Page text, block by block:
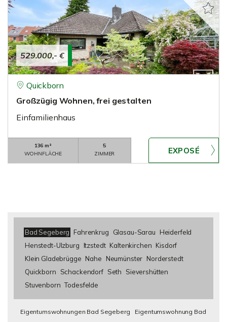
529.000,- €
Quickborn
Großzügig Wohnen, frei gestalten
Einfamilienhaus
136 m²
WOHNFLÄCHE
5
ZIMMER
Bad Segeberg Fahrenkrug Glasau-Sarau
Heiderfeld
Henstedt-Ulzburg
Itzstedt Kaltenkirchen Kisdorf
Klein Gladebrügge Nahe Neumünster Norderstedt
Quickborn
Schackendorf Seth
Sievershütten
Stuvenborn Todesfelde
Eigentumswohnungen Bad Segeberg
Eigentumswohnung Bad